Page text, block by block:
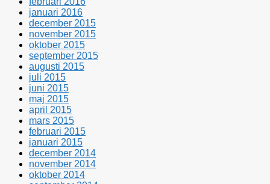
januari 2016
december 2015
november 2015
oktober 2015
september 2015
augusti 2015
juli 2015
juni 2015
maj 2015
april 2015
mars 2015
februari 2015
januari 2015
december 2014
november 2014
oktober 2014